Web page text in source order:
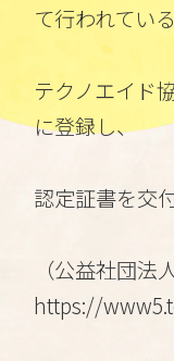
て行われてい
テクノエイド
に登録し、
認定証書を交
（公益社団法
https://